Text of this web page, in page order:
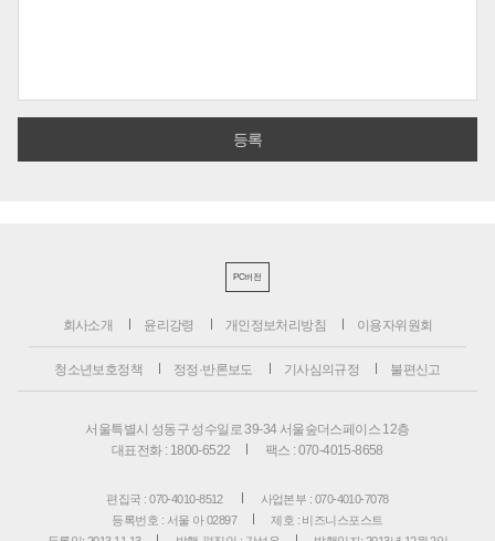
PC버전
회사소개 윤리강령 개인정보처리방침 이용자위원회
청소년보호정책 정정·반론보도 기사심의규정 불편신고
서울특별시 성동구 성수일로 39-34 서울숲더스페이스 12층
대표전화 : 1800-6522
팩스 : 070-4015-8658
편집국 : 070-4010-8512
사업본부 : 070-4010-7078
등록번호 : 서울 아 02897
제호 : 비즈니스포스트